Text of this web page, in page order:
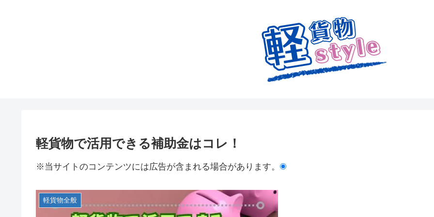
軽貨物で活用できる補助金はコレ！
※当サイトのコンテンツには広告が含まれる場合があります。
軽貨物全般